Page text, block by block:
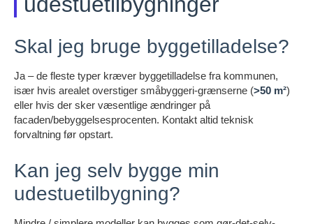
Skal jeg bruge byggetilladelse?
Ja – de fleste typer kræver byggetilladelse fra kommunen,
især hvis arealet overstiger småbyggeri-grænserne (>50 m²)
eller hvis der sker væsentlige ændringer på
facaden/bebyggelsesprocenten. Kontakt altid teknisk
forvaltning før opstart.
Kan jeg selv bygge min
udestuetilbygning?